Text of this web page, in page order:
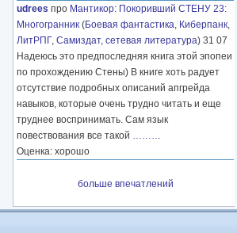
udrees про Мантикор: Покоривший СТЕНУ 23:
Многогранник (Боевая фантастика, Киберпанк,
ЛитРПГ, Самиздат, сетевая литература) 31 07
Надеюсь это предпоследняя книга этой эпопеи
по прохождению Стены) В книге хоть радует
отсутствие подробных описаний апгрейда
навыков, которые очень трудно читать и еще
труднее воспринимать. Сам язык
повествования все такой ………
Оценка: хорошо
больше впечатлений